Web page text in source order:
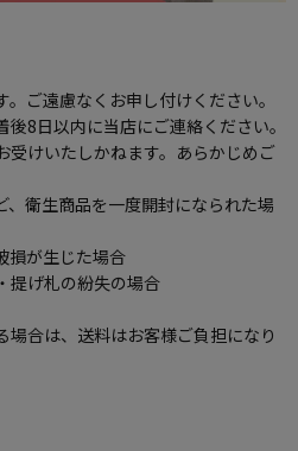
ご遠慮なくお申し付けください。
8日以内に当店にご連絡ください。
けいたしかねます。あらかじめご
衛生商品を一度開封になられた場
が生じた場合
げ札の紛失の場合
合は、送料はお客様ご負担になり